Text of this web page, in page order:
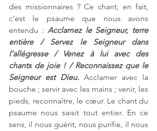
des missionnaires ? Ce chant, en fait,
c’est le psaume que nous avons
entendu : Acclamez le Seigneur, terre
entière / Servez le Seigneur dans
l’allégresse / Venez à lui avec des
chants de joie ! / Reconnaissez que le
Seigneur est Dieu. Acclamer avec la
bouche ; servir avec les mains ; venir, les
pieds, reconnaître, le cœur. Le chant du
psaume nous saisit tout entier. En ce
sens, il nous guérit, nous purifie, il nous